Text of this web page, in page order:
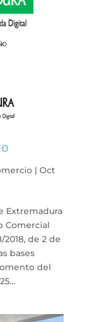
| Oct
Extremadura
Comercial
de 2 de
bases
del